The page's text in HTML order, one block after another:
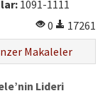
1091-1111
0
17261
Makaleler
Lideri